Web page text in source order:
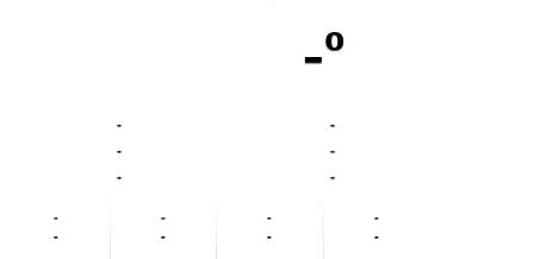
-º
-
-
-
-
-
-
-
-
-
-
-
-
-
-